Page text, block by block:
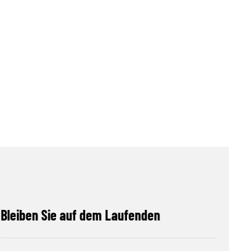
Bleiben Sie auf dem Laufenden